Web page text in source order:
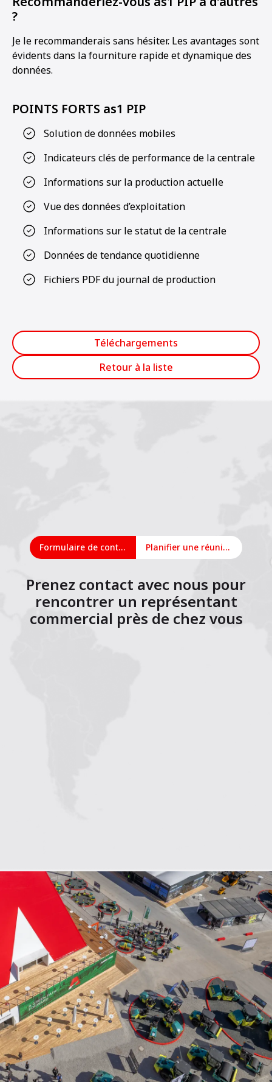
?
Je le recommanderais sans hésiter. Les avantages sont
évidents dans la fourniture rapide et dynamique des
données.
POINTS FORTS as1 PIP
Solution de données mobiles
Indicateurs clés de performance de la centrale
Informations sur la production actuelle
Vue des données d’exploitation
Informations sur le statut de la centrale
Données de tendance quotidienne
Fichiers PDF du journal de production
Téléchargements
Retour à la liste
Formulaire de contact Planifier une réunion en ligne
Prenez contact avec nous pour
rencontrer un représentant
commercial près de chez vous